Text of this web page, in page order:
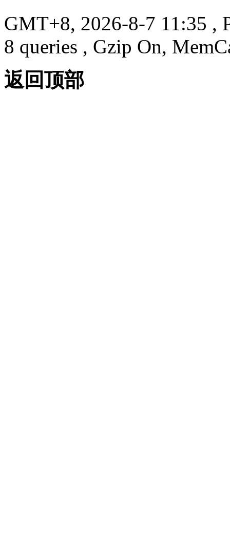
GMT+8, 2026-8-7 11:35 ,
8 queries , Gzip On,
返回顶部